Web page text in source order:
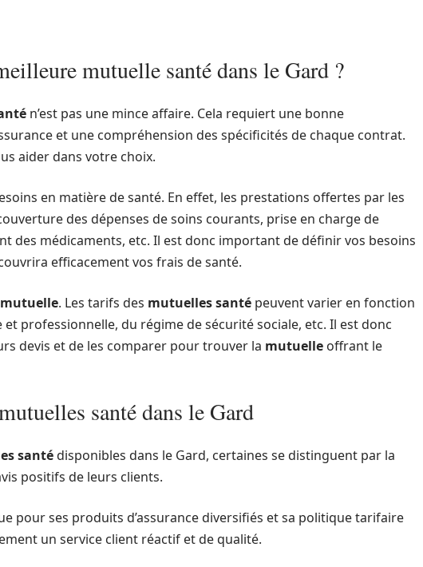
mutuelle santé dans le Gard ?
n’est pas une mince affaire. Cela requiert une bonne
et une compréhension des spécificités de chaque contrat.
aider dans votre choix.
en matière de santé. En effet, les prestations offertes par les
des dépenses de soins courants, prise en charge de
des médicaments, etc. Il est donc important de définir vos besoins
efficacement vos frais de santé.
. Les tarifs des mutuelles santé peuvent varier en fonction
et professionnelle, du régime de sécurité sociale, etc. Il est donc
devis et de les comparer pour trouver la mutuelle offrant le
santé dans le Gard
santédisponibles dans le Gard, certaines se distinguent par la
positifs de leurs clients.
pour ses produits d’assurance diversifiés et sa politique tarifaire
un service client réactif et de qualité.